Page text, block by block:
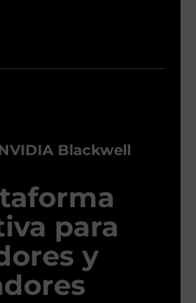
Blackwell
para
y